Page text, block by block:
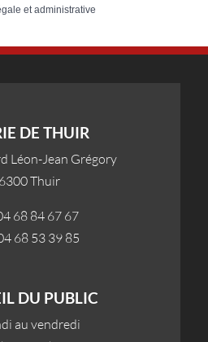
et administrative
DE THUIR
Léon-Jean Grégory
Thuir
68 84 67 67
68 53 39 85
DU PUBLIC
au vendredi